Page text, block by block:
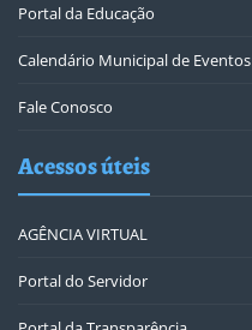
Portal da Educação
Calendário Municipal de Eventos
Fale Conosco
Acessos úteis
AGÊNCIA VIRTUAL
Portal do Servidor